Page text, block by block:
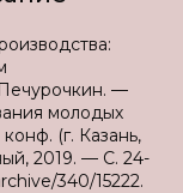
—
молодых
(г. Казань,
2019. — С. 24-
340/15222.